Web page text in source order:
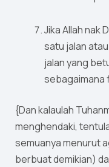
Jika Allah nak
satu jalan
jalan yang
sebagaimana
{Dan kalaulah
menghendaki,
semuanya menurut
berbuat demikian)